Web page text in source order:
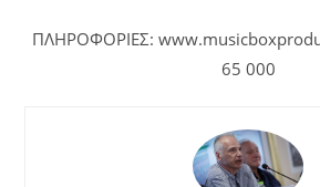
ΠΛΗΡΟΦΟΡΙΕΣ:
65 000